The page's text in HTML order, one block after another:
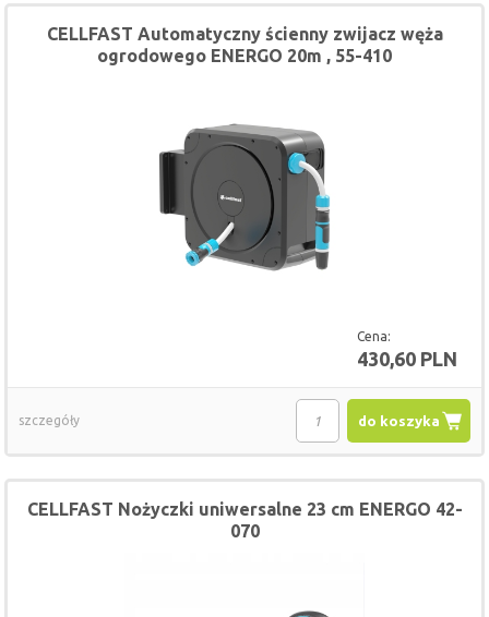
Cena:
430,60 PLN
CELLFAST Automatyczny ścienny zwijacz węża
ogrodowego ENERGO 20m , 55-410
do koszyka
szczegóły
CELLFAST Nożyczki uniwersalne 23 cm ENERGO 42-
070